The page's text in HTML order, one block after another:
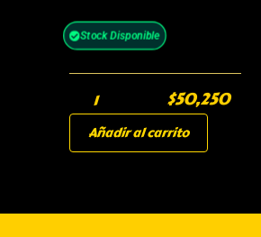
Stock Disponible
$50,250
Añadir al carrito